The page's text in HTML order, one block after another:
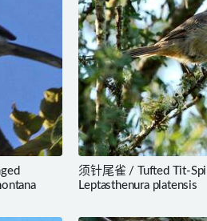
须针尾雀 / Tufted Tit-
Leptasthenura platensis